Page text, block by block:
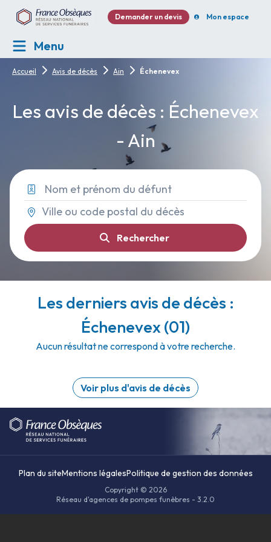
Demander un devis Mon espace
Menu
Accueil Avis de décès Ain Échenevex
Les avis de décès : Échenevex
- Ain
Rechercher
Les derniers avis de décès :
Échenevex (01)
Aucun résultat ne correspond à votre recherche.
Voir plus d'avis de décès
Plan du siteMentions légalesPolitique de gestion des données
Copyright © 2026
Réseau d'agences de pompes funèbres - 3.2.0